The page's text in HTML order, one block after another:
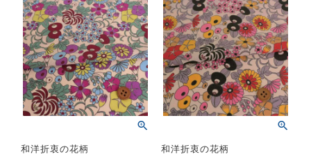
和洋折衷の花柄
和洋折衷の花柄